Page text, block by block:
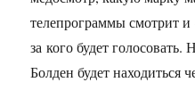
телепрограммы смотрит
за кого будет
Болден будет находиться